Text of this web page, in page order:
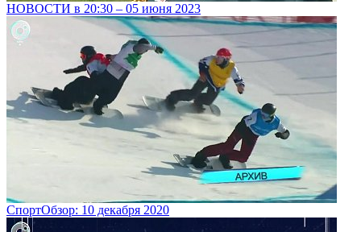
НОВОСТИ в 20:30 – 05 июня 2023
СпортОбзор: 10 декабря 2020